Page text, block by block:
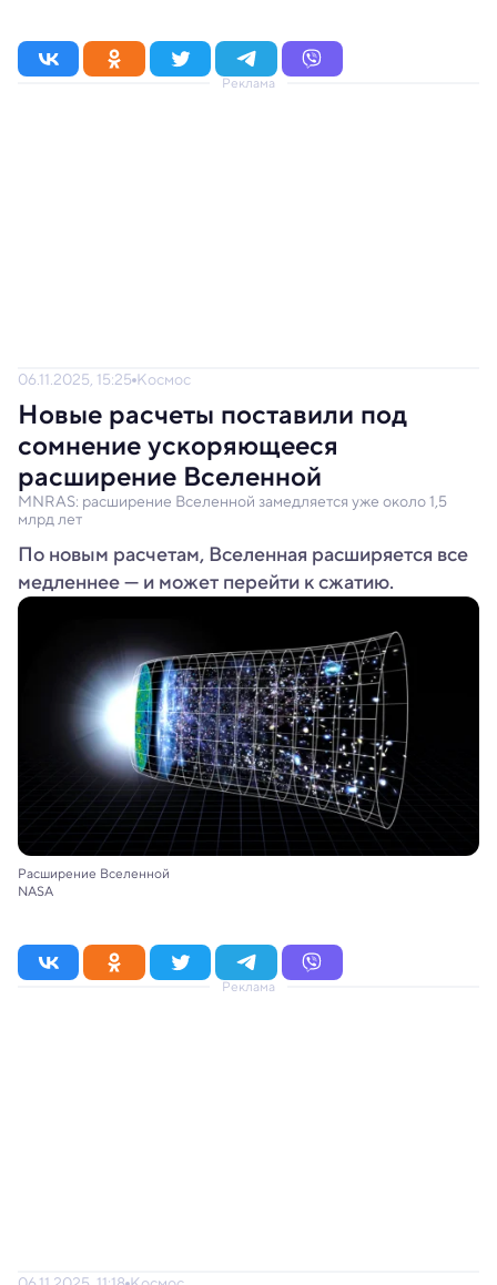
Реклама
06.11.2025, 15:25 Космос
Новые расчеты поставили под
сомнение ускоряющееся
расширение Вселенной
MNRAS: расширение Вселенной замедляется уже около 1,5
млрд лет
По новым расчетам, Вселенная расширяется все
медленнее — и может перейти к сжатию.
Расширение Вселенной
NASA
Реклама